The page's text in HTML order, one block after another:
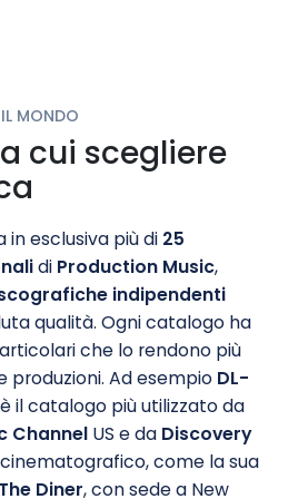
MONDO
cui scegliere
esclusiva più di 25
di Production Music,
indipendenti
qualità. Ogni catalogo ha
che lo rendono più
Ad esempio DL-
il catalogo più utilizzato da
Channel US e da Discovery
come la sua
The Diner, con sede a New